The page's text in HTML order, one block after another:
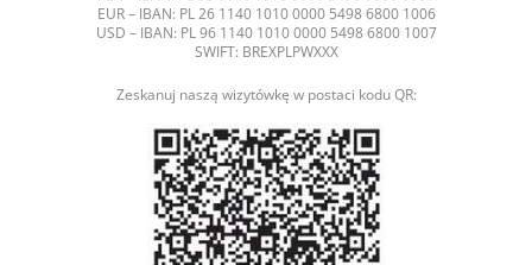
EUR – IBAN: PL 26 1140 1010 0000 5498 6800 1006
USD – IBAN: PL 96 1140 1010 0000 5498 6800 1007
SWIFT: BREXPLPWXXX
Zeskanuj naszą wizytówkę w postaci kodu QR: